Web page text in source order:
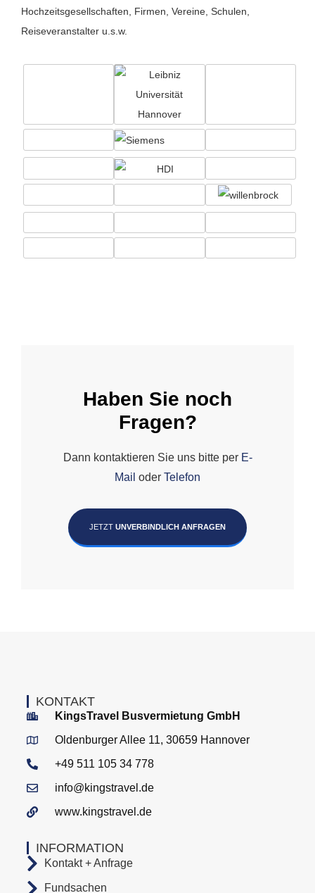
Hochzeitsgesellschaften, Firmen, Vereine, Schulen,
Reiseveranstalter u.s.w.
Haben Sie noch
Fragen?
Dann kontaktieren Sie uns bitte per E-
Mail oder Telefon
JETZT UNVERBINDLICH ANFRAGEN
INFORMATION
Kontakt + Anfrage
Fundsachen
KONTAKT
KingsTravel Busvermietung GmbH
Oldenburger Allee 11, 30659 Hannover
+49 511 105 34 778
info@kingstravel.de
www.kingstravel.de